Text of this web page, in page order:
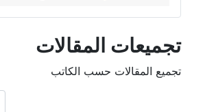
تجميعات المقالات
تجميع المقالات حسب الكاتب